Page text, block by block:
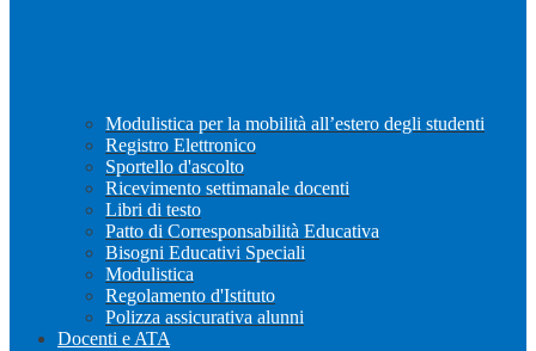
Modulistica per la mobilità all’estero degli studenti
Registro Elettronico
Sportello d'ascolto
Ricevimento settimanale docenti
Libri di testo
Patto di Corresponsabilità Educativa
Bisogni Educativi Speciali
Modulistica
Regolamento d'Istituto
Polizza assicurativa alunni
Docenti e ATA